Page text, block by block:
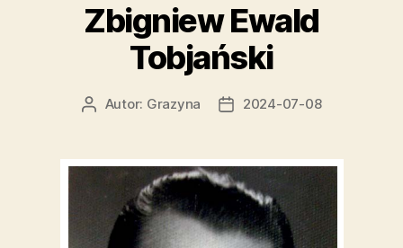
Zbigniew Ewald
Tobjański
AutorAutor: Grazyna
Data2024-07-08